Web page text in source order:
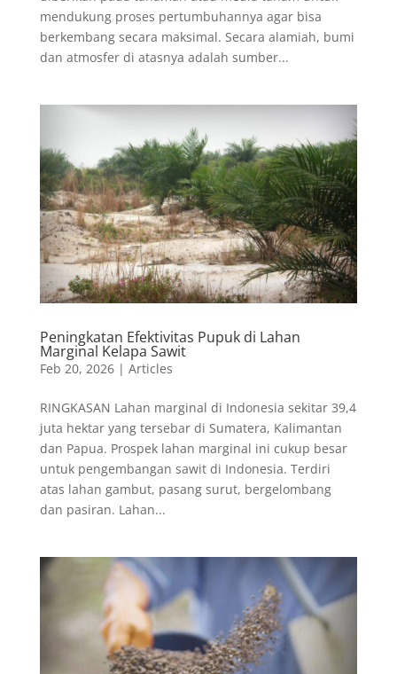
mendukung proses pertumbuhannya agar bisa
berkembang secara maksimal. Secara alamiah, bumi
dan atmosfer di atasnya adalah sumber...
Peningkatan Efektivitas Pupuk di Lahan
Marginal Kelapa Sawit
Feb 20, 2026| Articles
RINGKASAN Lahan marginal di Indonesia sekitar 39,4
juta hektar yang tersebar di Sumatera, Kalimantan
dan Papua. Prospek lahan marginal ini cukup besar
untuk pengembangan sawit di Indonesia. Terdiri
atas lahan gambut, pasang surut, bergelombang
dan pasiran. Lahan...